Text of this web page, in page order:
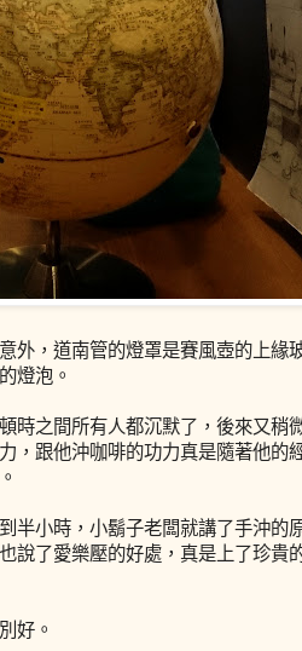
外，道南管的燈罩是賽風壺的上緣
燈泡。
時之間所有人都沉默了，後來又稍
，跟他沖咖啡的功力真是隨著他的
半小時，小鬍子老闆就講了手沖的
說了愛樂壓的好處，真是上了珍貴
好。